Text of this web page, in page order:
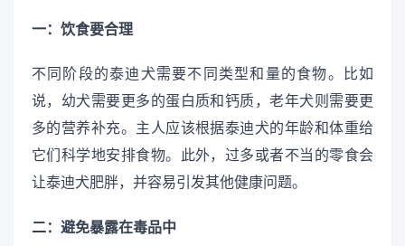
一：饮食要合理
不同阶段的泰迪犬需要不同类型和量的食物。比如
说，幼犬需要更多的蛋白质和钙质，老年犬则需要更
多的营养补充。主人应该根据泰迪犬的年龄和体重给
它们科学地安排食物。此外，过多或者不当的零食会
让泰迪犬肥胖，并容易引发其他健康问题。
二：避免暴露在毒品中